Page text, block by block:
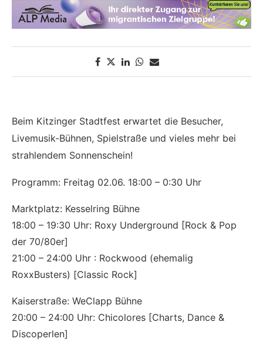
Beim Kitzinger Stadtfest erwartet die Besucher,
Livemusik-Bühnen, Spielstraße und vieles mehr bei
strahlendem Sonnenschein!
Programm: Freitag 02.06. 18:00 – 0:30 Uhr
Marktplatz: Kesselring Bühne
18:00 – 19:30 Uhr: Roxy Underground [Rock & Pop
der 70/80er]
21:00 – 24:00 Uhr : Rockwood (ehemalig
RoxxBusters) [Classic Rock]
Kaiserstraße: WeClapp Bühne
20:00 – 24:00 Uhr: Chicolores [Charts, Dance &
Discoperlen]